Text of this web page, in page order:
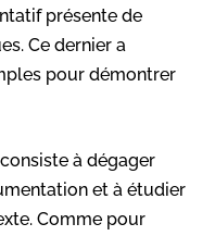
présente de
Ce dernier a
pour démontrer
à dégager
et à étudier
Comme pour